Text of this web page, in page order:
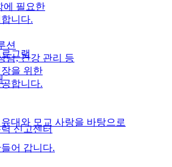
그램
신고센터
에 필요한
니다.
션
담, 건강 관리 등
을 위한
합니다.
대와 모교 사랑을 바탕으로
어 갑니다.